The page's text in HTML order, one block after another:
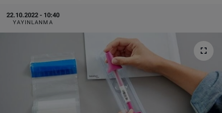
22.10.2022 - 10:40
YAYINLANMA
FOTO GALERİ
ALGEMENE VOORWAARDEN